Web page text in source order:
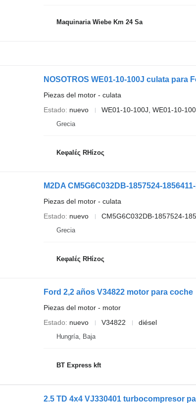
Maquinaria Wiebe Km 24 Sa
NOSOTROS WE01-10-100J culata para
Piezas del motor - culata
Estado
nuevo WE01-10-100J, WE01-10-
Grecia
Keφalές RHίzoς
Piezas del motor - culata
Estado
nuevo CM5G6C032DB-1857524-
Grecia
Keφalές RHίzoς
Ford 2,2 años V34822 motor para coche
Piezas del motor - motor
Estado
nuevo V34822 diésel
Hungría, Baja
BT Express kft
2.5 TD 4x4 VJ330401 turbocompresor